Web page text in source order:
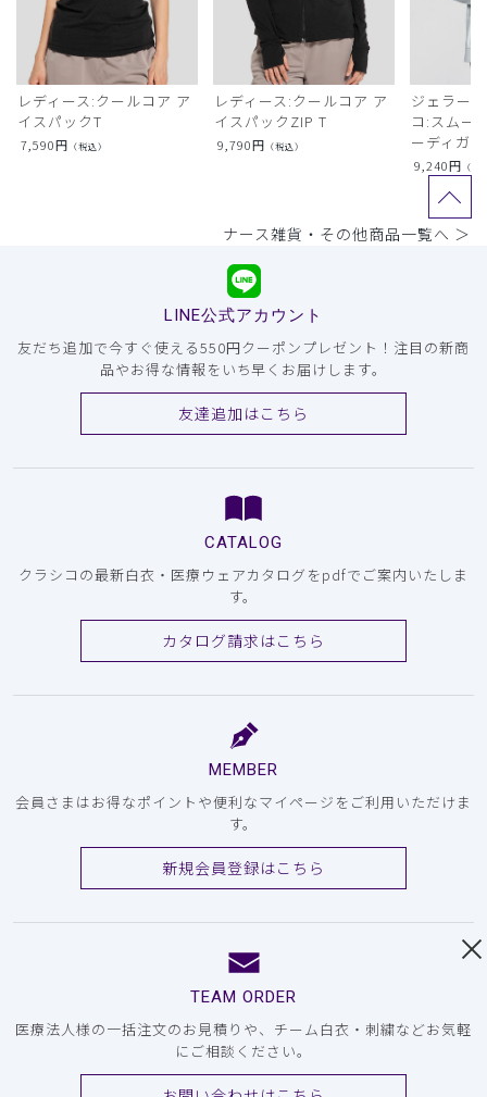
レディース:クールコア ア
イスパックT
7,590円 （税込）
レディース:クールコア ア
イスパックZIP T
9,790円 （税込）
ジェラー
コ:スムー
ーディガン
9,240円 （税
ナース雑貨・その他商品一覧へ ＞
LINE公式アカウント
友だち追加で今すぐ使える550円クーポンプレゼント！注目の新商
品やお得な情報をいち早くお届けします。
友達追加はこちら
CATALOG
クラシコの最新白衣・医療ウェアカタログをpdfでご案内いたしま
す。
カタログ請求はこちら
MEMBER
会員さまはお得なポイントや便利なマイページをご利用いただけま
す。
新規会員登録はこちら
TEAM ORDER
医療法人様の一括注文のお見積りや、チーム白衣・刺繍などお気軽
にご相談ください。